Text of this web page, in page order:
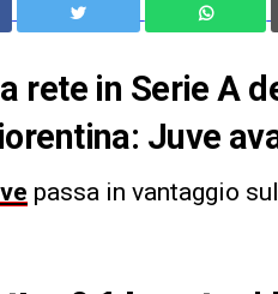
rete in Serie A
Juve
passa in vantaggio